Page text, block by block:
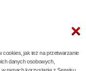
-
cookies, jak też na przetwarzanie
danych osobowych,